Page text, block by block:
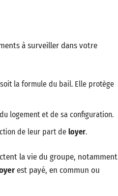
à surveiller dans votre
la formule du bail. Elle protège
logement et de sa configuration.
de leur part de loyer.
la vie du groupe, notamment
est payé, en commun ou